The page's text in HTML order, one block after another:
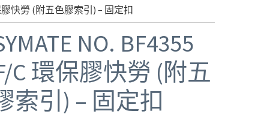
膠快勞 (附五色膠索引) – 固定扣
NO. BF4355
C 環保膠快勞 (附五
索引) – 固定扣